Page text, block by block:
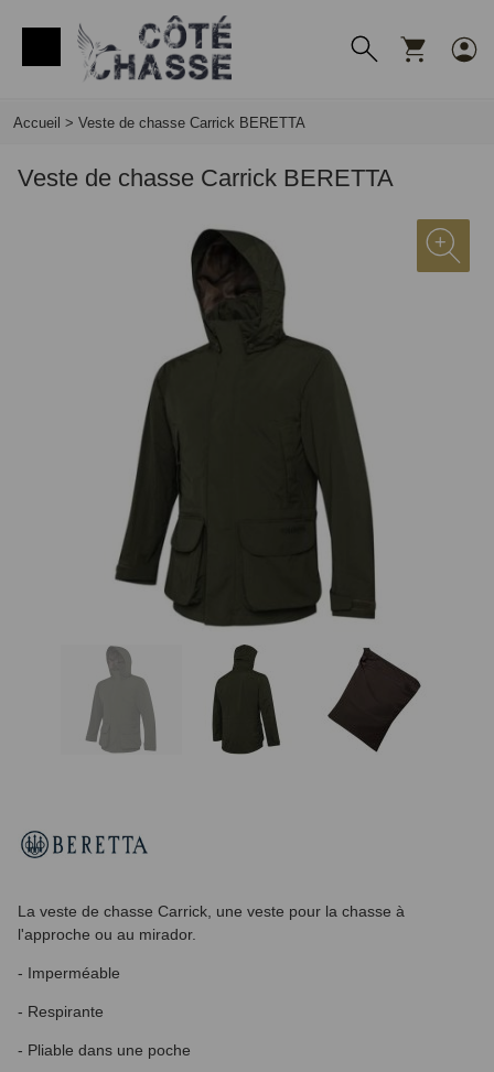
Accueil > Veste de chasse Carrick BERETTA
Veste de chasse Carrick BERETTA
La veste de chasse Carrick, une veste pour la chasse à
l'approche ou au mirador.
- Imperméable
- Respirante
- Pliable dans une poche